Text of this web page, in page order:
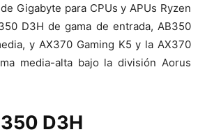
Gigabyte para CPUs y APUs Ryzen
D3H de gama de entrada, AB350
y AX370 Gaming K5 y la AX370
media-alta bajo la división Aorus
D3H